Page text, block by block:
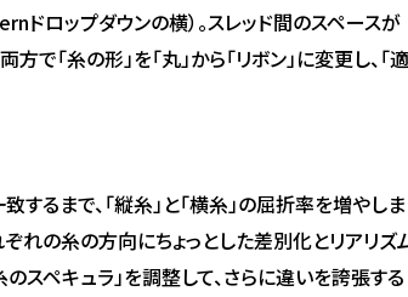
ロップダウンの横）。スレッド間のスペースが
で「糸の形」を「丸」から「リボン」に変更し、「適
るまで、「縦糸」と「横糸」の屈折率を増やしま
れの糸の方向にちょっとした差別化とリアリズ
のスペキュラ」を調整して、さらに違いを誇張する